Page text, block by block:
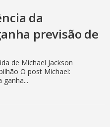
da
previsão de
de Michael Jackson
O post Michael:
ganha...